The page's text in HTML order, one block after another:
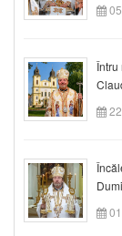
Întru